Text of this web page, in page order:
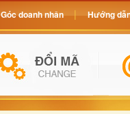
Góc doanh nhân Hướng